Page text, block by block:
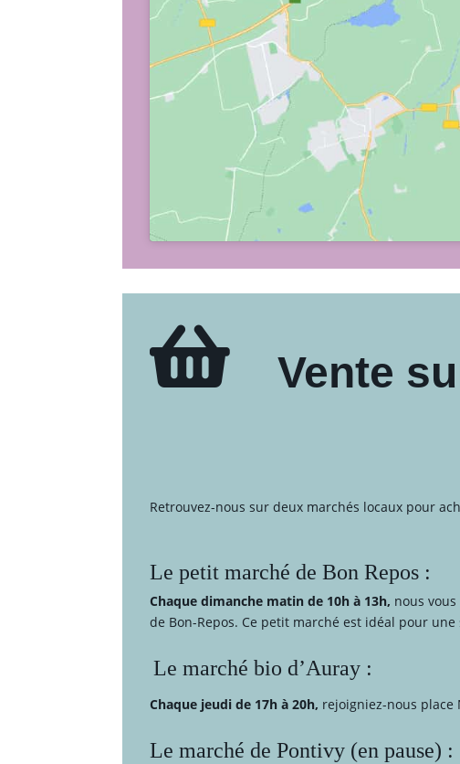
 Vente
Retrouvez-nous sur deux marchés locaux pour
Le petit marché de Bon Repos :
Chaque dimanche matin de 10h à 13h, nous
de Bon-Repos. Ce petit marché est idéal pour
Le marché bio d’Auray :
Chaque jeudi de 17h à 20h, rejoigniez-nous
Le marché de Pontivy (en pause) :